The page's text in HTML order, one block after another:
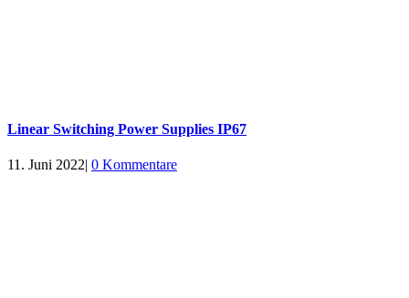
Linear Switching Power Supplies IP67
11. Juni 2022| 0 Kommentare